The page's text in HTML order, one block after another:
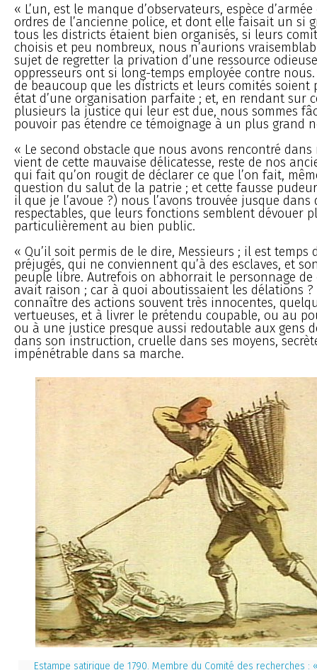
« L’un, est le manque d’observateurs, espèce
ordres de l’ancienne police, et dont elle faisait un si
tous les districts étaient bien organisés, si leurs
choisis et peu nombreux, nous n’aurions
sujet de regretter la privation d’une ressource
oppresseurs ont si long-temps employée contre
de beaucoup que les districts et leurs comités soient
état d’une organisation parfaite ; et, en rendant sur
plusieurs la justice qui leur est due, nous sommes
pouvoir pas étendre ce témoignage à un plus grand
« Le second obstacle que nous avons rencontré dans
vient de cette mauvaise délicatesse, reste de nos
qui fait qu’on rougit de déclarer ce que l’on fait,
question du salut de la patrie ; et cette fausse
il que je l’avoue ?) nous l’avons trouvée jusque dans
respectables, que leurs fonctions semblent dévouer
particulièrement au bien public.
« Qu’il soit permis de le dire, Messieurs ; il est temps
préjugés, qui ne conviennent qu’à des esclaves, et
peuple libre. Autrefois on abhorrait le personnage de
avait raison ; car à quoi aboutissaient les délations ?
connaître des actions souvent très innocentes,
vertueuses, et à livrer le prétendu coupable, ou au
ou à une justice presque aussi redoutable aux gens
dans son instruction, cruelle dans ses moyens,
impénétrable dans sa marche.
Estampe satirique de 1790. Membre du Comité des recherches :